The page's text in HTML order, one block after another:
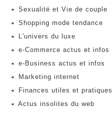
Sexualité et Vie de couple
Shopping mode tendance
L'univers du luxe
e-Commerce actus et infos
e-Business actus et infos
Marketing internet
Finances utiles et pratiques
Actus insolites du web